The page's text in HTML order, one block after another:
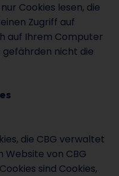
Cookies lesen, die
Zugriff auf
auf Ihrem Computer
nicht die
die CBG verwaltet
Website von CBG
sind Cookies,